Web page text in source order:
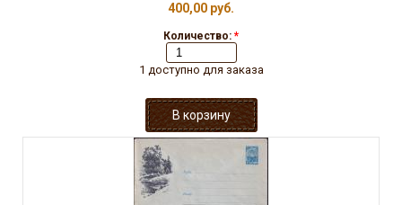
400,00 руб.
Количество: *
1 доступно для заказа